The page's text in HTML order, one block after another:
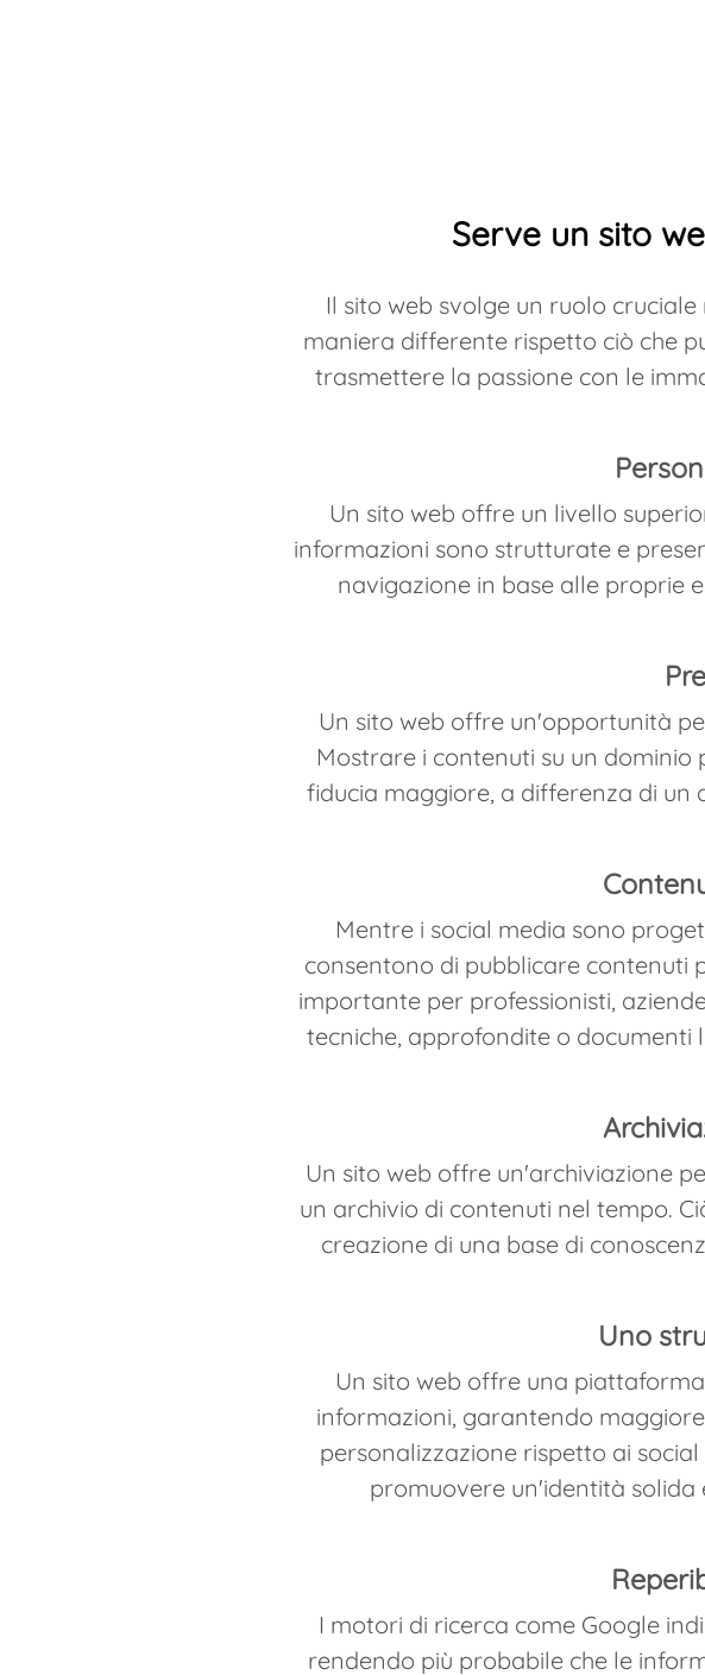
Serve un sito
Il sito web svolge un ruolo
maniera differente rispetto ciò che
trasmettere la passione con le
Un sito web offre un livello
informazioni sono strutturate e
navigazione in base alle proprie
Un sito web offre un'opportunità
Mostrare i contenuti su un
fiducia maggiore, a differenza di un
Mentre i social media sono
consentono di pubblicare contenuti
importante per professionisti,
tecniche, approfondite o
Un sito web offre un'archiviazione
un archivio di contenuti nel tempo.
creazione di una base di
Uno
Un sito web offre una
informazioni, garantendo
personalizzazione rispetto ai
promuovere un'identità solida
I motori di ricerca come Google
rendendo più probabile che le